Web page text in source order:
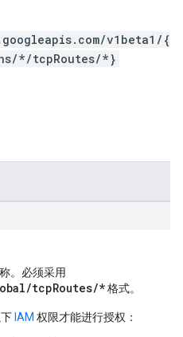
v1beta1/{
*/tcpRoutes/*}
。必须采用
tcpRoutes/*格式。
IAM 权限才能进行授权：